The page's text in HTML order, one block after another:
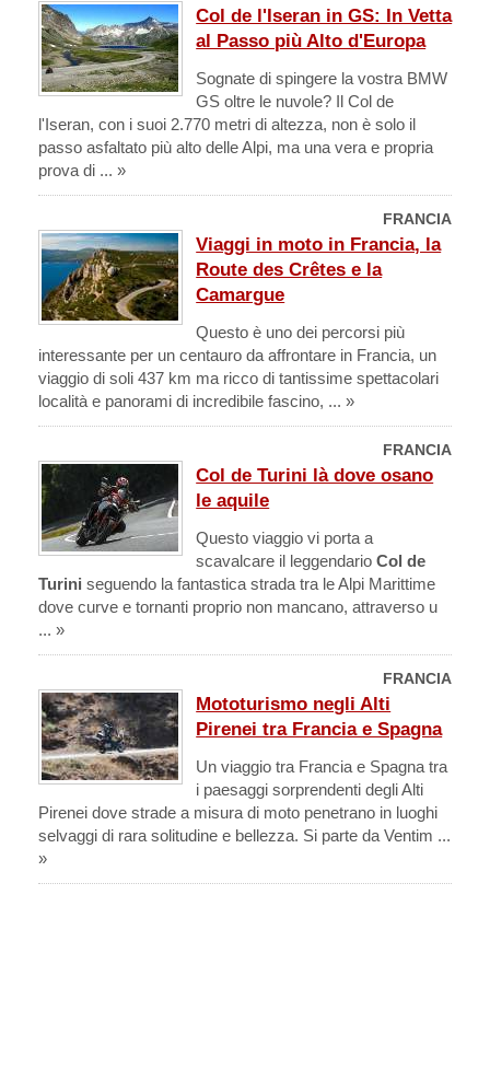
Col de l'Iseran in GS: In Vetta
al Passo più Alto d'Europa
Sognate di spingere la vostra BMW
GS oltre le nuvole? Il Col de
l'Iseran, con i suoi 2.770 metri di altezza, non è solo il
passo asfaltato più alto delle Alpi, ma una vera e propria
prova di ... »
FRANCIA
Viaggi in moto in Francia, la
Route des Crêtes e la
Camargue
Questo è uno dei percorsi più
interessante per un centauro da affrontare in Francia, un
viaggio di soli 437 km ma ricco di tantissime spettacolari
località e panorami di incredibile fascino, ... »
FRANCIA
Col de Turini là dove osano
le aquile
Questo viaggio vi porta a
scavalcare il leggendarioCol de
Turini seguendo la fantastica strada tra le Alpi Marittime
dove curve e tornanti proprio non mancano, attraverso u
... »
FRANCIA
Mototurismo negli Alti
Pirenei tra Francia e Spagna
Un viaggio tra Francia e Spagna tra
i paesaggi sorprendenti degli Alti
Pirenei dove strade a misura di moto penetrano in luoghi
selvaggi di rara solitudine e bellezza. Si parte da Ventim ...
»